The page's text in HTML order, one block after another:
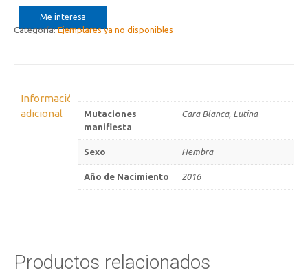
Me interesa
Categoría:Ejemplares ya no disponibles
Información
adicional
Mutaciones
manifiesta
Cara Blanca, Lutina
Sexo Hembra
Año de Nacimiento 2016
Productos relacionados